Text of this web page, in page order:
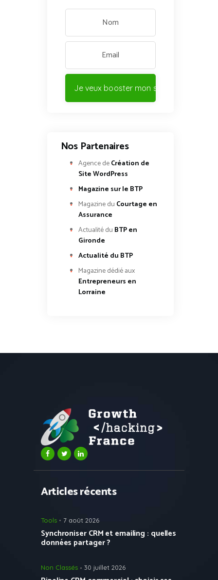
Je veux booster mon site !
Nos Partenaires
Agence deCréation de
Site WordPress
Magazine sur le BTP
Magazine du Courtage en
Assurance
Actualité du BTP en
Gironde
Actualité du BTP
Magazine dédié aux
Entrepreneurs en
Lorraine
Articles récents
Tools 7 août 2026
Synchroniser CRM et emailing : quelles
données partager ?
Non Classés 30 juillet 2026